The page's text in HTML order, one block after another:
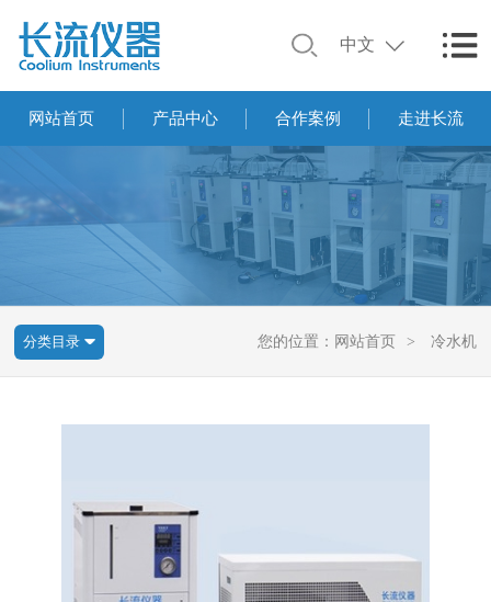
中文
网站首页 产品中心 合作案例 走进长流
分类目录 您的位置： 网站首页 > 冷水机